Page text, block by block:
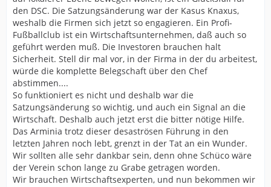
den DSC. Die Satzungsänderung war der Kasus Knaxus,
weshalb die Firmen sich jetzt so engagieren. Ein Profi-
Fußballclub ist ein Wirtschaftsunternehmen, daß auch so
geführt werden muß. Die Investoren brauchen halt
Sicherheit. Stell dir mal vor, in der Firma in der du arbeitest,
würde die komplette Belegschaft über den Chef
abstimmen....
So funktioniert es nicht und deshalb war die
Satzungsänderung so wichtig, und auch ein Signal an die
Wirtschaft. Deshalb auch jetzt erst die bitter nötige Hilfe.
Das Arminia trotz dieser desaströsen Führung in den
letzten Jahren noch lebt, grenzt in der Tat an ein Wunder.
Wir sollten alle sehr dankbar sein, denn ohne Schüco wäre
der Verein schon lange zu Grabe getragen worden.
Wir brauchen Wirtschaftsexperten, und nun bekommen wir